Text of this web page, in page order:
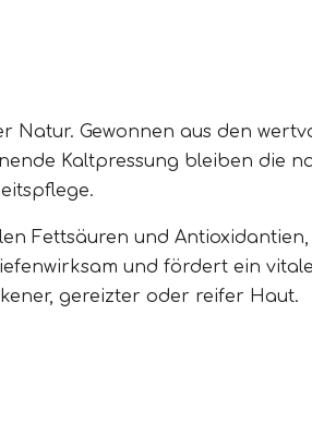
Natur. Gewonnen aus den
Kaltpressung bleiben die
Fettsäuren und
und fördert ein
gereizter oder reifer Haut.